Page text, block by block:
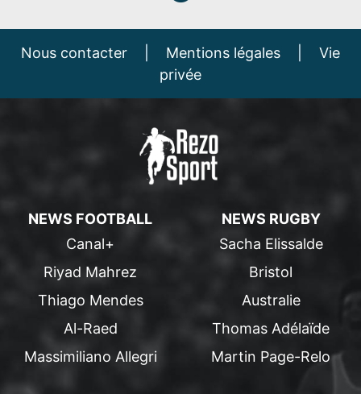
Nous contacter Mentions légales
Vie
privée
NEWS FOOTBALL
Canal+
Riyad Mahrez
Thiago Mendes
Al-Raed
Massimiliano Allegri
NEWS RUGBY
Sacha Elissalde
Bristol
Australie
Thomas Adélaïde
Martin Page-Relo